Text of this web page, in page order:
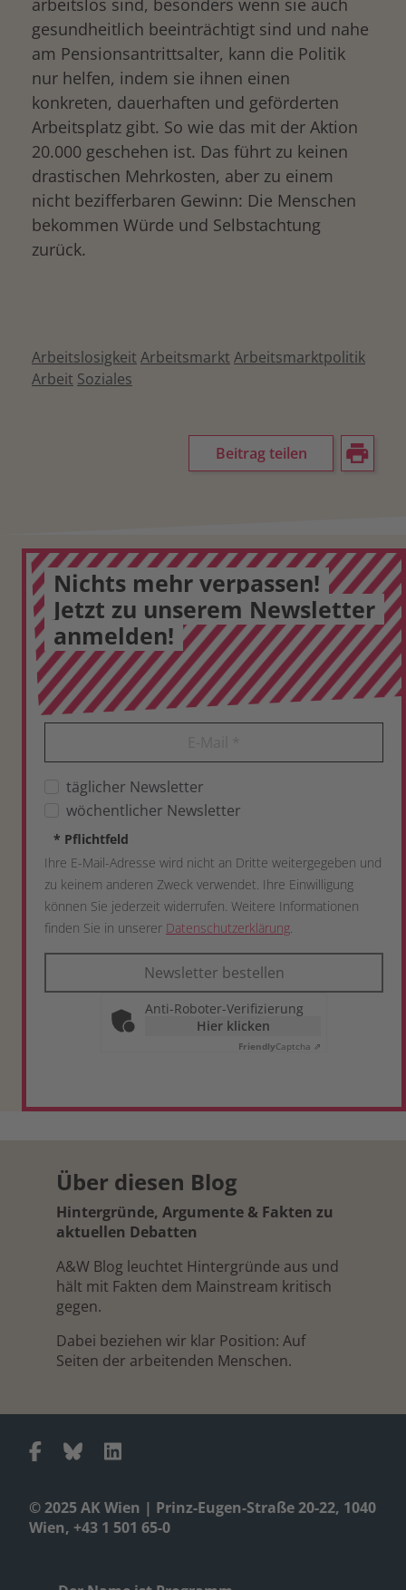
arbeitslos sind, besonders wenn sie auch
gesundheitlich beeinträchtigt sind und nahe
am Pensionsantrittsalter, kann die Politik
nur helfen, indem sie ihnen einen
konkreten, dauerhaften und geförderten
Arbeitsplatz gibt. So wie das mit der Aktion
20.000 geschehen ist. Das führt zu keinen
drastischen Mehrkosten, aber zu einem
nicht bezifferbaren Gewinn: Die Menschen
bekommen Würde und Selbstachtung
zurück.
Arbeitslosigkeit Arbeitsmarkt Arbeitsmarktpolitik
Arbeit Soziales
Beitrag teilen
Nichts mehr verpassen!
Jetzt zu unserem Newsletter
anmelden!
täglicher Newsletter
wöchentlicher Newsletter
* Pflichtfeld
Ihre E-Mail-Adresse wird nicht an Dritte weitergegeben und
zu keinem anderen Zweck verwendet. Ihre Einwilligung
können Sie jederzeit widerrufen. Weitere Informationen
finden Sie in unserer Datenschutzerklärung.
Newsletter bestellen
Anti-Roboter-Verifizierung
Hier klicken
FriendlyCaptcha ⇗
© 2025 AK Wien | Prinz-Eugen-Straße 20-22, 1040
Wien, +43 1 501 65-0
Über diesen Blog
Hintergründe, Argumente & Fakten zu
aktuellen Debatten
A&W Blog leuchtet Hintergründe aus und
hält mit Fakten dem Mainstream kritisch
gegen.
Dabei beziehen wir klar Position: Auf
Seiten der arbeitenden Menschen.